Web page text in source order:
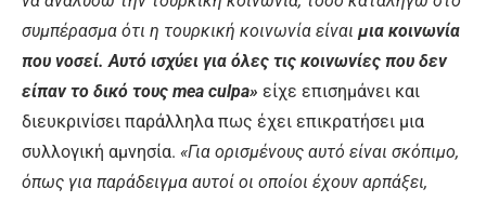
συμπέρασμα ότι η τουρκική κοινωνία είναι μια κοινωνία
που νοσεί. Αυτό ισχύει για όλες τις κοινωνίες που δεν
είπαν το δικό τους mea culpa» είχε επισημάνει και
διευκρινίσει παράλληλα πως έχει επικρατήσει μια
συλλογική αμνησία. «Για ορισμένους αυτό είναι σκόπιμο,
όπως για παράδειγμα αυτοί οι οποίοι έχουν αρπάξει,